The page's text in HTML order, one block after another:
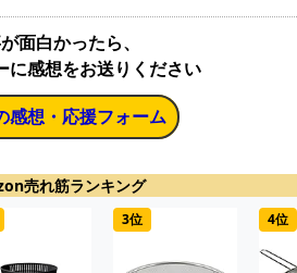
面白かったら、
に感想をお送りください
感想・応援フォーム
売れ筋ランキング
3位 4位